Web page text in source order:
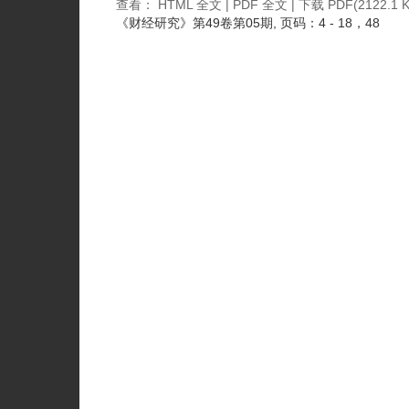
查看： HTML 全文 | PDF 全文 | 下载 PDF(2122.1
《财经研究》 第49卷第05期 , 页码：4 - 18，48